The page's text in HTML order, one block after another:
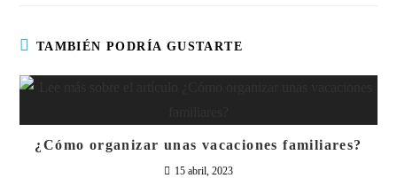
TAMBIÉN PODRÍA GUSTARTE
¿Cómo organizar unas vacaciones familiares?
15 abril, 2023